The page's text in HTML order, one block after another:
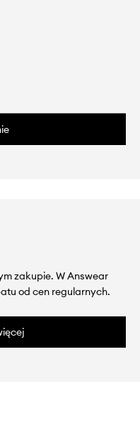
zakupie. W Answear
od cen regularnych.